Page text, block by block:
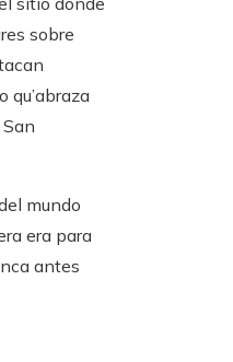
sobre
qu’abraza
mundo
era para
antes